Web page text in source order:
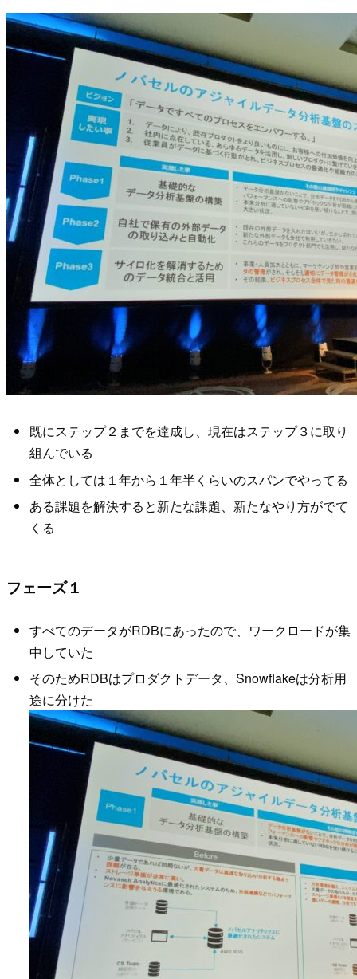
既にステップ２までを達成し、現在はステップ３に取り
組んでいる
全体としては１年から１年半くらいのスパンでやってる
ある課題を解決すると新たな課題、新たなやり方がでて
くる
フェーズ１
すべてのデータがRDBにあったので、ワークロードが集
中していた
そのためRDBはプロダクトデータ、Snowflakeは分析用
途に分けた